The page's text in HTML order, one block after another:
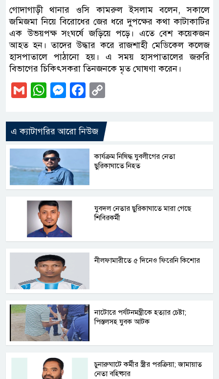
গোদাগাড়ী থানার ওসি কামরুল ইসলাম বলেন, সকালে
জমিজমা নিয়ে বিরোধের জের ধরে দুপক্ষের কথা কাটাকাটির
এক উভয়পক্ষ সংঘর্ষে জড়িয়ে পড়ে। এতে বেশ কয়েকজন
আহত হন। তাদের উদ্ধার করে রাজশাহী মেডিকেল কলেজ
হাসপাতালে পাঠানো হয়। এ সময় হাসপাতালের জরুরি
বিভাগের চিকিৎসকরা তিনজনকে মৃত ঘোষণা করেন।
GmailWhatsApp
Messenger
Facebook
এ ক্যাটাগরির আরো নিউজ
কার্যক্রম নিষিদ্ধ যুবলীগের নেতা
ছুরিকাঘাতে নিহত
যুবদল নেতার ছুরিকাঘাতে মারা গেছে
শিবিরকর্মী
নীলফামারীতে ৫ দিনেও ফিরেনি কিশোর
নাটোরে পর্যটনমন্ত্রীকে হত্যার চেষ্টা;
পিস্তলসহ যুবক আটক
চুনারুঘাটে কর্মীর স্ত্রীর পরক্রিয়া; জামায়াত
নেতা বহিষ্কার